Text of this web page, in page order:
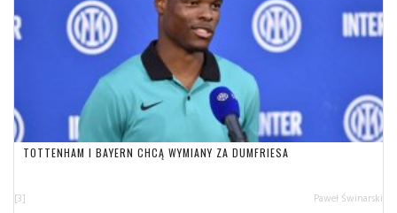
TOTTENHAM I BAYERN CHCĄ WYMIANY ZA DUMFRIESA
[3] Paweł Świnarski